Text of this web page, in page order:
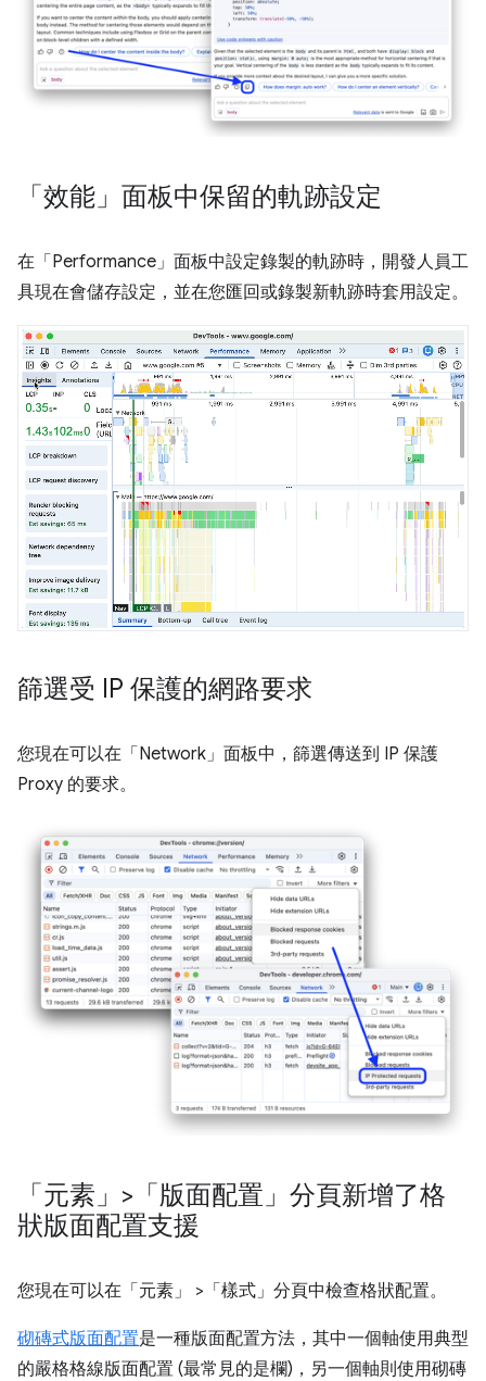
「效能」面板中保留的軌跡設定
在「Performance」 面板中設定錄製的軌跡時，開發人員工
具現在會儲存設定，並在您匯回或錄製新軌跡時套用設定。
篩選受 IP 保護的網路要求
您現在可以在「Network」 面板中，篩選傳送到 IP 保護
Proxy 的要求。
「元素」>「版面配置」分頁新增了格
狀版面配置支援
您現在可以在「元素」 >「樣式」 分頁中檢查格狀配置。
砌磚式版面配置是一種版面配置方法，其中一個軸使用典型
的嚴格格線版面配置 (最常見的是欄)，另一個軸則使用砌磚